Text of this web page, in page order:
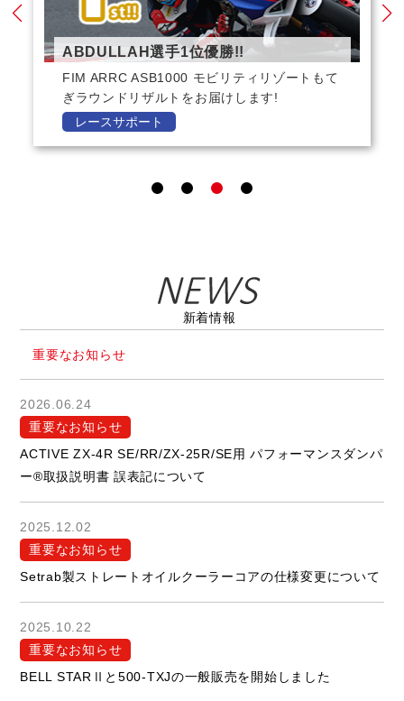
ABDULLAH選手1位優勝!!
FIM ARRC ASB1000 モビリティリゾートもて
ぎラウンドリザルトをお届けします!
レースサポート
新着情報
重要なお知らせ
2026.06.24
重要なお知らせ
ACTIVE ZX-4R SE/RR/ZX-25R/SE用 パフォーマンスダンパ
ー®取扱説明書 誤表記について
2025.12.02
重要なお知らせ
Setrab製ストレートオイルクーラーコアの仕様変更について
2025.10.22
重要なお知らせ
BELL STARⅡと500-TXJの一般販売を開始しました